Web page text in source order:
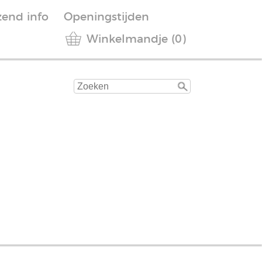
info Openingstijden
Winkelmandje (0)